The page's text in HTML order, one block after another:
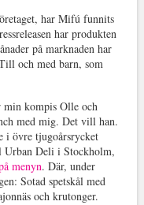
har Mifú funnits
har produkten
på marknaden har
och med barn, som
min kompis Olle och
med mig. Det vill han.
i övre tjugoårsrycket
Urban Deli i Stockholm,
menyn. Där, under
Sotad spetskål med
och krutonger.